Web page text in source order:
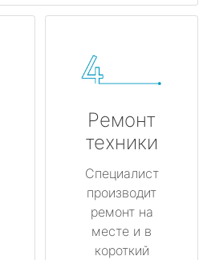
Ремонт
техники
Специалист
производит
ремонт на
месте и в
короткий